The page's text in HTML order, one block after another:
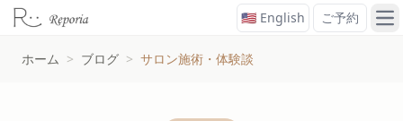
🇺🇸 English ご予約 メ
ホーム > ブログ > サロン施術・体験談